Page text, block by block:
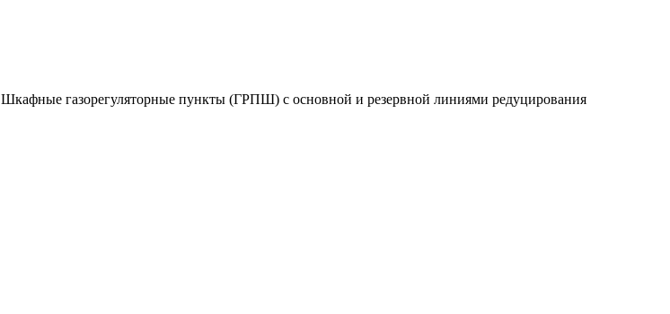
Шкафные газорегуляторные пункты (ГРПШ) с основной и резервной линиями редуцирования